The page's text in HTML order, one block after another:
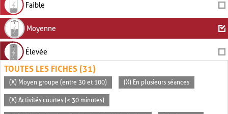
Faible
Moyenne
Élevée
TOUTES LES FICHES (31)
(X) Moyen groupe (entre 30 et 100) (X) En plusieurs séances
(X) Activités courtes (< 30 minutes)